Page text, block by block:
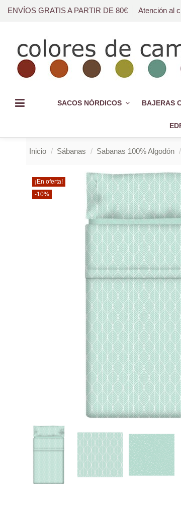
ENVÍOS GRATIS A PARTIR DE 80€ Atención al
SACOS NÓRDICOS BAJERAS
Inicio Sábanas Sabanas 100% Algodón
¡En oferta!
-10%